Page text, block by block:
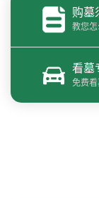
购墓
教您
看墓
免费